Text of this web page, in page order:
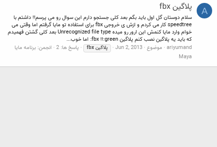
A پلاگین fbx
سلام دوستان گل اول باید بگم بعد کلی جستجو دارم این سوال رو می پرسم!! داشتم با
speedtree کار می کردم و ازش ی خروجی fbx برای استفاده تو مایا گرفتم اما وقتی می
خوام وارد مایا کنمش این ارور رو میده Unrecognized file type بعد کلی گشتن فهمیدم
که باید یه پلاگین نصب کنم پلاگین fbx !!:green: اما خوب...
ariyumand موضوع Jun 2, 2013 پلاگین fbx پاسخ ها: 2 انجمن: برنامه مایا
Maya